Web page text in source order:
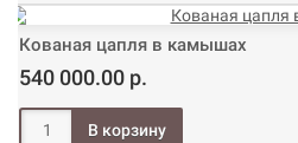
Кованая цапля в камышах
540 000.00 р.